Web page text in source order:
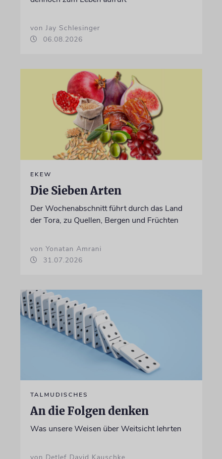
von Jay Schlesinger
06.08.2026
EKEW
Die Sieben Arten
Der Wochenabschnitt führt durch das Land
der Tora, zu Quellen, Bergen und Früchten
von Yonatan Amrani
31.07.2026
TALMUDISCHES
An die Folgen denken
Was unsere Weisen über Weitsicht lehrten